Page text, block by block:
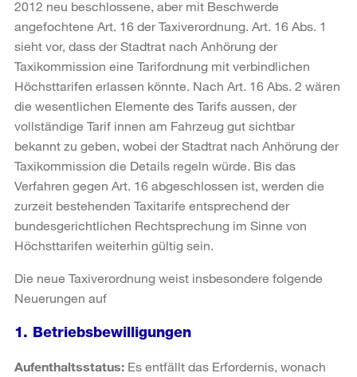
2012 neu beschlossene, aber mit Beschwerde
angefochtene Art. 16 der Taxiverordnung. Art. 16 Abs. 1
sieht vor, dass der Stadtrat nach Anhörung der
Taxikommission eine Tarifordnung mit verbindlichen
Höchsttarifen erlassen könnte. Nach Art. 16 Abs. 2 wären
die wesentlichen Elemente des Tarifs aussen, der
vollständige Tarif innen am Fahrzeug gut sichtbar
bekannt zu geben, wobei der Stadtrat nach Anhörung der
Taxikommission die Details regeln würde. Bis das
Verfahren gegen Art. 16 abgeschlossen ist, werden die
zurzeit bestehenden Taxitarife entsprechend der
bundesgerichtlichen Rechtsprechung im Sinne von
Höchsttarifen weiterhin gültig sein.
Die neue Taxiverordnung weist insbesondere folgende
Neuerungen auf
1. Betriebsbewilligungen
Aufenthaltsstatus: Es entfällt das Erfordernis, wonach